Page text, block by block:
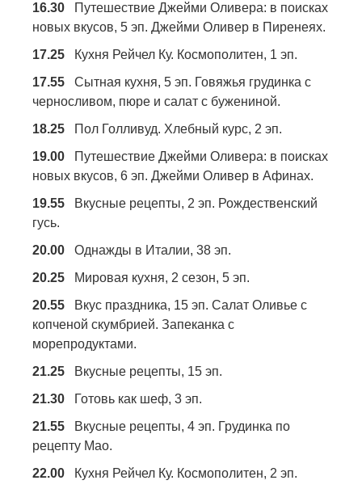
16.30 Путешествие Джейми Оливера: в поисках
новых вкусов, 5 эп. Джейми Оливер в Пиренеях.
17.25 Кухня Рейчел Ку. Космополитен, 1 эп.
17.55 Сытная кухня, 5 эп. Говяжья грудинка с
черносливом, пюре и салат с бужениной.
18.25 Пол Голливуд. Хлебный курс, 2 эп.
19.00 Путешествие Джейми Оливера: в поисках
новых вкусов, 6 эп. Джейми Оливер в Афинах.
19.55 Вкусные рецепты, 2 эп. Рождественский
гусь.
20.00 Однажды в Италии, 38 эп.
20.25 Мировая кухня, 2 сезон, 5 эп.
20.55 Вкус праздника, 15 эп. Салат Оливье с
копченой скумбрией. Запеканка с
морепродуктами.
21.25 Вкусные рецепты, 15 эп.
21.30 Готовь как шеф, 3 эп.
21.55 Вкусные рецепты, 4 эп. Грудинка по
рецепту Мао.
22.00 Кухня Рейчел Ку. Космополитен, 2 эп.